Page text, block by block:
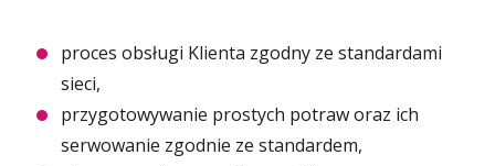
proces obsługi Klienta zgodny ze standardami
sieci,
przygotowywanie prostych potraw oraz ich
serwowanie zgodnie ze standardem,